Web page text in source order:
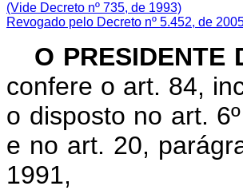
(Vide Decreto nº 735, de 1993)
Revogado pelo Decreto nº 5.452, de
O PRESIDENTE
confere o art. 84,
o disposto no art.
e no art. 20,
1991,